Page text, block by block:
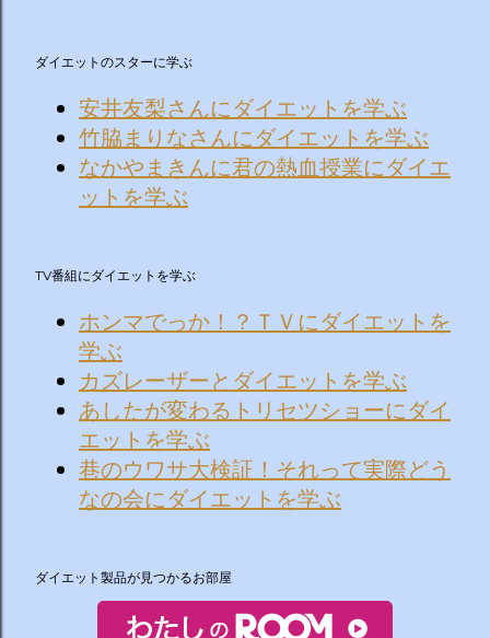
ダイエットのスターに学ぶ
安井友梨さんにダイエットを学ぶ
竹脇まりなさんにダイエットを学ぶ
なかやまきんに君の熱血授業にダイエ
ットを学ぶ
TV番組にダイエットを学ぶ
ホンマでっか！？ＴＶにダイエットを
学ぶ
カズレーザーとダイエットを学ぶ
あしたが変わるトリセツショーにダイ
エットを学ぶ
巷のウワサ大検証！それって実際どう
なの会にダイエットを学ぶ
ダイエット製品が見つかるお部屋